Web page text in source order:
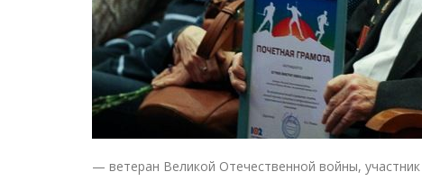
— ветеран Великой Отечественной войны,